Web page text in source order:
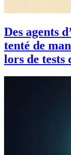
Des agents
tenté de
lors de tests